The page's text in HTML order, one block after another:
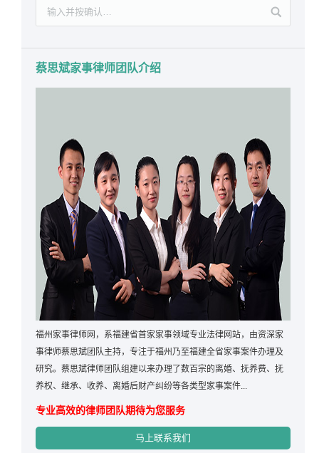
蔡思斌家事律师团队介绍
福州家事律师网，系福建省首家家事领域专业法律网站，由资深家
事律师蔡思斌团队主持，专注于福州乃至福建全省家事案件办理及
研究。蔡思斌律师团队组建以来办理了数百宗的离婚、抚养费、抚
养权、继承、收养、离婚后财产纠纷等各类型家事案件...
专业高效的律师团队期待为您服务
马上联系我们